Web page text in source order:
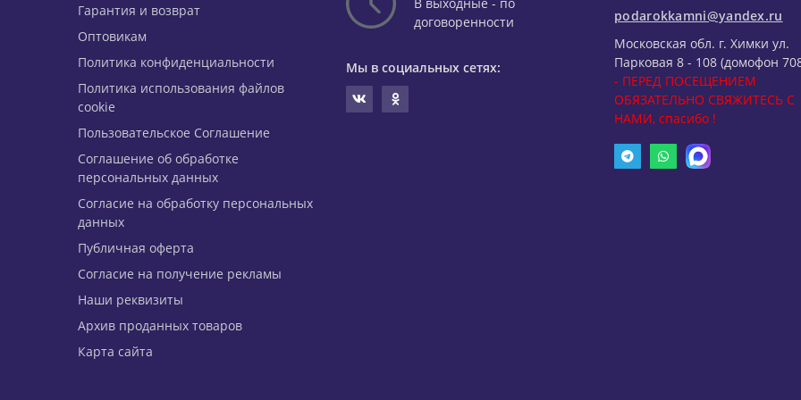
Гарантия и возврат
Оптовикам
Политика конфиденциальности
Политика использования файлов
cookie
Пользовательское Соглашение
Соглашение об обработке
персональных данных
Согласие на обработку персональных
данных
Публичная оферта
Согласие на получение рекламы
Наши реквизиты
Архив проданных товаров
Карта сайта
договоренности
Мы в социальных сетях:
podarokkamni@yandex.ru
Московская обл. г. Химки ул.
Парковая 8 - 108 (домофон
- ПЕРЕД ПОСЕЩЕНИЕМ
ОБЯЗАТЕЛЬНО СВЯЖИТЕСЬ С
НАМИ, спасибо !